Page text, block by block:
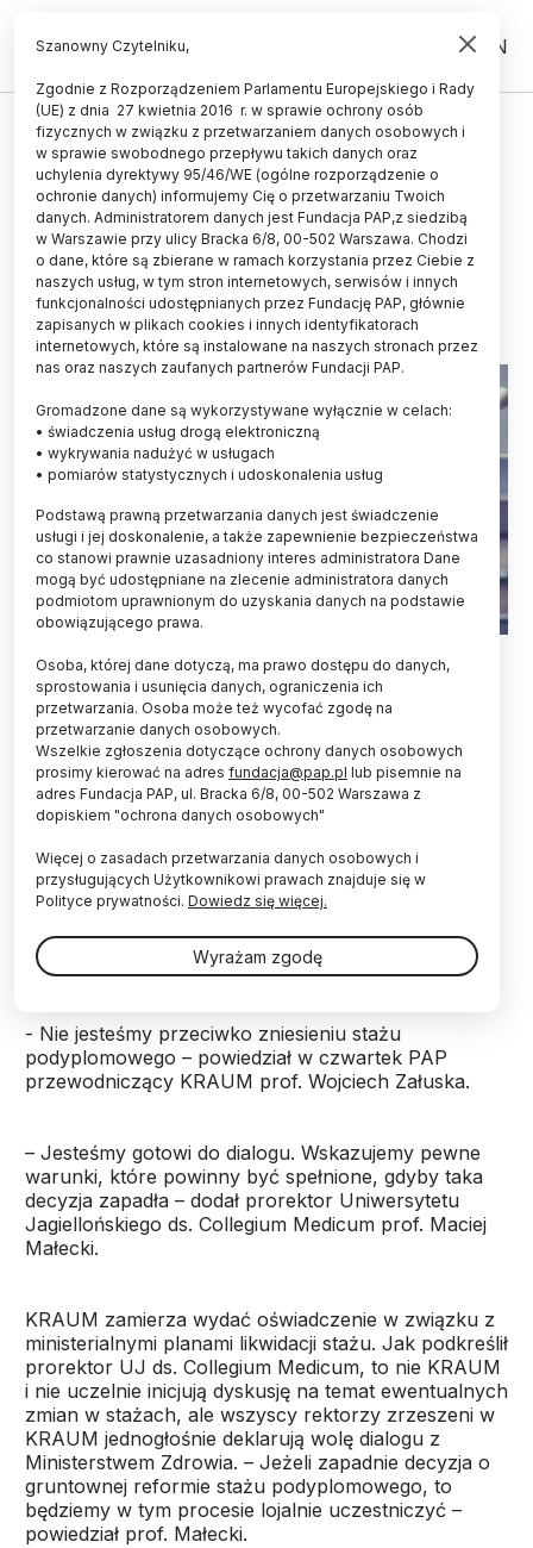
PL EN
ZDROWIE
Rektorzy uczelni medycznych nie
są przeciwko zniesieniu stażu
lekarskiego, ale proponują dialog
05.12.2025
aktualizacja: 05.12.2025
3 minuty czytania
Rektorzy uczelni medycznych nie są przeciwko
zniesieniu podyplomowego stażu lekarskiego, ale
proponują Ministerstwu Zdrowia dialog i zwracają
uwagę na problemy, które będą wiązać się z
likwidacją stażu.
Propozycja ograniczenia, a docelowo likwidacji,
lekarskich staży podyplomowych była wśród
tematów spotkania Konferencji Rektorów
Akademickich Uczelni Medycznych (KRAUM), które
odbyło się w Krakowie.
- Nie jesteśmy przeciwko zniesieniu stażu
podyplomowego – powiedział w czwartek PAP
przewodniczący KRAUM prof. Wojciech Załuska.
– Jesteśmy gotowi do dialogu. Wskazujemy pewne
warunki, które powinny być spełnione, gdyby taka
decyzja zapadła – dodał prorektor Uniwersytetu
Jagiellońskiego ds. Collegium Medicum prof. Maciej
Małecki.
KRAUM zamierza wydać oświadczenie w związku z
ministerialnymi planami likwidacji stażu. Jak podkreślił
prorektor UJ ds. Collegium Medicum, to nie KRAUM
i nie uczelnie inicjują dyskusję na temat ewentualnych
zmian w stażach, ale wszyscy rektorzy zrzeszeni w
KRAUM jednogłośnie deklarują wolę dialogu z
Ministerstwem Zdrowia. – Jeżeli zapadnie decyzja o
gruntownej reformie stażu podyplomowego, to
będziemy w tym procesie lojalnie uczestniczyć –
powiedział prof. Małecki.
Szanowny Czytelniku,
Zgodnie z Rozporządzeniem Parlamentu Europejskiego i Rady
(UE) z dnia 27 kwietnia 2016 r. w sprawie ochrony osób
fizycznych w związku z przetwarzaniem danych osobowych i
w sprawie swobodnego przepływu takich danych oraz
uchylenia dyrektywy 95/46/WE (ogólne rozporządzenie o
ochronie danych) informujemy Cię o przetwarzaniu Twoich
danych. Administratorem danych jest Fundacja PAP,z siedzibą
w Warszawie przy ulicy Bracka 6/8, 00-502 Warszawa. Chodzi
o dane, które są zbierane w ramach korzystania przez Ciebie z
naszych usług, w tym stron internetowych, serwisów i innych
funkcjonalności udostępnianych przez Fundację PAP, głównie
zapisanych w plikach cookies i innych identyfikatorach
internetowych, które są instalowane na naszych stronach przez
nas oraz naszych zaufanych partnerów Fundacji PAP.
Gromadzone dane są wykorzystywane wyłącznie w celach:
• świadczenia usług drogą elektroniczną
• wykrywania nadużyć w usługach
• pomiarów statystycznych i udoskonalenia usług
Podstawą prawną przetwarzania danych jest świadczenie
usługi i jej doskonalenie, a także zapewnienie bezpieczeństwa
co stanowi prawnie uzasadniony interes administratora Dane
mogą być udostępniane na zlecenie administratora danych
podmiotom uprawnionym do uzyskania danych na podstawie
obowiązującego prawa.
Osoba, której dane dotyczą, ma prawo dostępu do danych,
sprostowania i usunięcia danych, ograniczenia ich
przetwarzania. Osoba może też wycofać zgodę na
przetwarzanie danych osobowych.
Wszelkie zgłoszenia dotyczące ochrony danych osobowych
prosimy kierować na adres fundacja@pap.pl lub pisemnie na
adres Fundacja PAP, ul. Bracka 6/8, 00-502 Warszawa z
dopiskiem "ochrona danych osobowych"
Więcej o zasadach przetwarzania danych osobowych i
przysługujących Użytkownikowi prawach znajduje się w
Polityce prywatności. Dowiedz się więcej.
Wyrażam zgodę